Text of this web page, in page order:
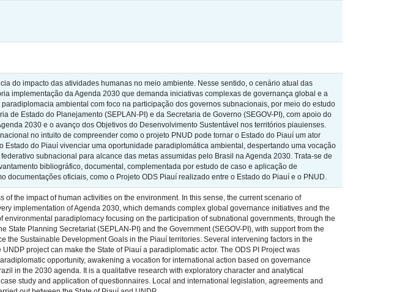
do impacto das atividades humanas no meio ambiente. Nesse sentido, o cenário atual das
implementação da Agenda 2030 que demanda iniciativas complexas de governança global e a
ambiental com foco na participação dos governos subnacionais, por meio do estudo
de Estado do Planejamento (SEPLAN-PI) e da Secretaria de Governo (SEGOV-PI), com apoio do
2030 e o avanço dos Objetivos do Desenvolvimento Sustentável nos territórios piauienses.
no intuito de compreender como o projeto PNUD pode tornar o Estado do Piauí um ator
do Piauí vivenciar uma oportunidade paradiplomática ambiental, despertando uma vocação
subnacional para alcance das metas assumidas pelo Brasil na Agenda 2030. Trata-se de
bibliográfico, documental, complementada por estudo de caso e aplicação de
oficiais, como o Projeto ODS Piauí realizado entre o Estado do Piauí e o PNUD.
the impact of human activities on the environment. In this sense, the current scenario of
implementation of Agenda 2030, which demands complex global governance initiatives and the
paradiplomacy focusing on the participation of subnational governments, through the
Planning Secretariat (SEPLAN-PI) and the Government (SEGOV-PI), with support from the
Sustainable Development Goals in the Piauí territories. Several intervening factors in the
project can make the State of Piauí a paradiplomatic actor. The ODS PI Project was
opportunity, awakening a vocation for international action based on governance
in the 2030 agenda. It is a qualitative research with exploratory character and analytical
study and application of questionnaires. Local and international legislation, agreements and